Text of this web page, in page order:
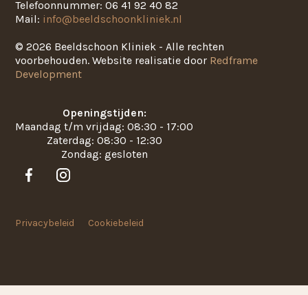
Telefoonnummer: 06 41 92 40 82
Mail: info@beeldschoonkliniek.nl
© 2026 Beeldschoon Kliniek - Alle rechten
voorbehouden. Website realisatie door Redframe
Development
Openingstijden:
Maandag t/m vrijdag: 08:30 - 17:00
Zaterdag: 08:30 - 12:30
Zondag: gesloten
Privacybeleid Cookiebeleid